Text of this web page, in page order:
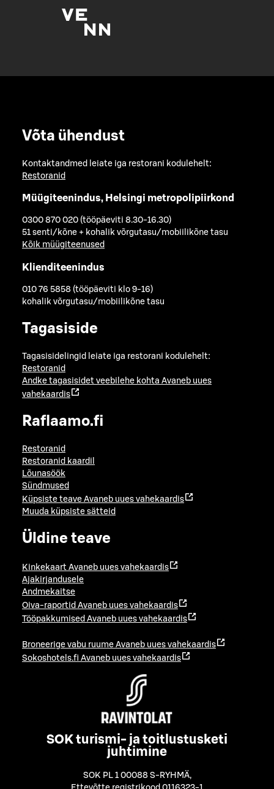
Võta ühendust
Kontaktandmed leiate iga restorani kodulehelt:
Restoranid
Müügiteenindus, Helsingi metropolipiirkond
0300 870 020 (tööpäeviti 8.30-16.30)
51 senti/kõne + kohalik võrgutasu/mobiilikõne tasu
Kõik müügiteenused
Klienditeenindus
010 76 5858 (tööpäeviti klo 9-16)
kohalik võrgutasu/mobiilikõne tasu
Tagasiside
Tagasisidelingid leiate iga restorani kodulehelt:
Restoranid
Andke tagasisidet veebilehe kohta Avaneb uues
vahekaardis
Raflaamo.fi
Restoranid
Restoranid kaardil
Lõunasöök
Sündmused
Küpsiste teave Avaneb uues vahekaardis
Muuda küpsiste sätteid
Üldine teave
Kinkekaart Avaneb uues vahekaardis
Ajakirjandusele
Andmekaitse
Oiva-raportid Avaneb uues vahekaardis
Tööpakkumised Avaneb uues vahekaardis
Broneerige vabu ruume Avaneb uues vahekaardis
Sokoshotels.fi Avaneb uues vahekaardis
SOK turismi- ja toitlustusketi
juhtimine
SOK PL 1 00088 S-RYHMÄ,